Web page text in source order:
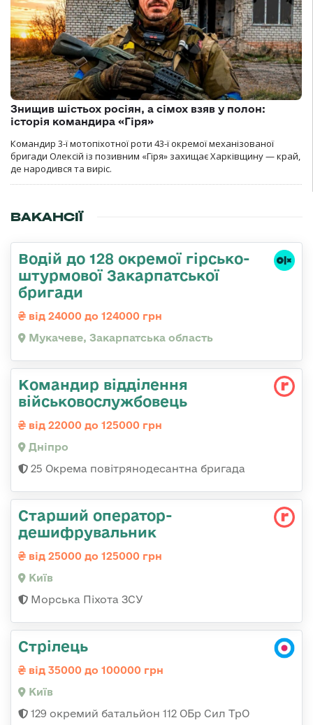
Знищив шістьох росіян, а сімох взяв у полон:
історія командира «Гіря»
Командир 3-ї мотопіхотної роти 43-ї окремої механізованої
бригади Олексій із позивним «Гіря» захищає Харківщину — край,
де народився та виріс.
ВАКАНСІЇ
Водій до 128 окремої гірсько-
штурмової Закарпатської
бригади
від 24000 до 124000 грн
Мукачеве, Закарпатська область
Командир відділення
військовослужбовець
від 22000 до 125000 грн
Дніпро
25 Окрема повітрянодесантна бригада
Старший оператор-
дешифрувальник
від 25000 до 125000 грн
Київ
Морська Піхота ЗСУ
Стрілець
від 35000 до 100000 грн
Київ
129 окремий батальйон 112 ОБр Сил ТрО